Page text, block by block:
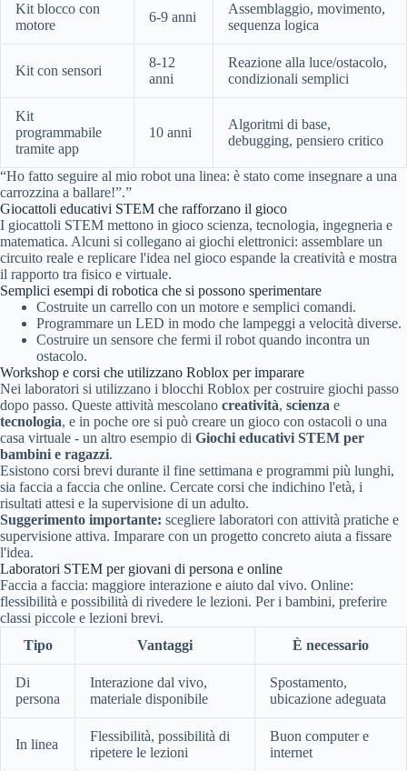
Kit blocco con
motore
6-9 anni
Assemblaggio, movimento,
sequenza logica
Kit con sensori
8-12
anni
Reazione alla luce/ostacolo,
condizionali semplici
Kit
programmabile
tramite app
10 anni
Algoritmi di base,
debugging, pensiero critico
“Ho fatto seguire al mio robot una linea: è stato come insegnare a una
carrozzina a ballare!”.”
Giocattoli educativi STEM che rafforzano il gioco
I giocattoli STEM mettono in gioco scienza, tecnologia, ingegneria e
matematica. Alcuni si collegano ai giochi elettronici: assemblare un
circuito reale e replicare l'idea nel gioco espande la creatività e mostra
il rapporto tra fisico e virtuale.
Semplici esempi di robotica che si possono sperimentare
Costruite un carrello con un motore e semplici comandi.
Programmare un LED in modo che lampeggi a velocità diverse.
Costruire un sensore che fermi il robot quando incontra un
ostacolo.
Workshop e corsi che utilizzano Roblox per imparare
Nei laboratori si utilizzano i blocchi Roblox per costruire giochi passo
dopo passo. Queste attività mescolano creatività, scienza e
tecnologia, e in poche ore si può creare un gioco con ostacoli o una
casa virtuale - un altro esempio di Giochi educativi STEM per
bambini e ragazzi.
Esistono corsi brevi durante il fine settimana e programmi più lunghi,
sia faccia a faccia che online. Cercate corsi che indichino l'età, i
risultati attesi e la supervisione di un adulto.
Suggerimento importante: scegliere laboratori con attività pratiche e
supervisione attiva. Imparare con un progetto concreto aiuta a fissare
l'idea.
Laboratori STEM per giovani di persona e online
Faccia a faccia: maggiore interazione e aiuto dal vivo. Online:
flessibilità e possibilità di rivedere le lezioni. Per i bambini, preferire
classi piccole e lezioni brevi.
Tipo
Vantaggi È necessario
Di
persona
Interazione dal vivo,
materiale disponibile
Spostamento,
ubicazione adeguata
In linea
Flessibilità, possibilità di
ripetere le lezioni
Buon computer e
internet